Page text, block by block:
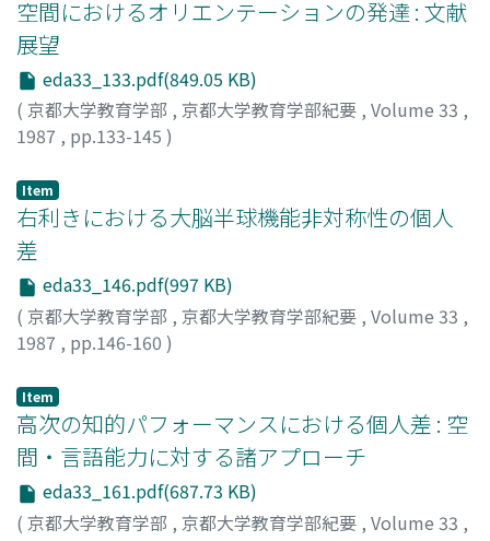
空間におけるオリエンテーションの発達 : 文献
展望
eda33_133.pdf(849.05 KB)
( 京都大学教育学部 , 京都大学教育学部紀要 , Volume 33 ,
1987 , pp.133-145 )
Item
右利きにおける大脳半球機能非対称性の個人
差
eda33_146.pdf(997 KB)
( 京都大学教育学部 , 京都大学教育学部紀要 , Volume 33 ,
1987 , pp.146-160 )
Item
高次の知的パフォーマンスにおける個人差 : 空
間・言語能力に対する諸アプローチ
eda33_161.pdf(687.73 KB)
( 京都大学教育学部 , 京都大学教育学部紀要 , Volume 33 ,